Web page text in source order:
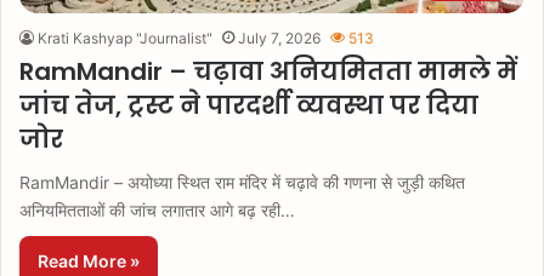
Krati Kashyap "Journalist" July 7, 2026 513
RamMandir – चढ़ावा अनियमितता मामले में
जांच तेज, ट्रस्ट ने पारदर्शी व्यवस्था पर दिया
जोर
RamMandir – अयोध्या स्थित राम मंदिर में चढ़ावे की गणना से जुड़ी कथित
अनियमितताओं की जांच लगातार आगे बढ़ रही…
Read More »